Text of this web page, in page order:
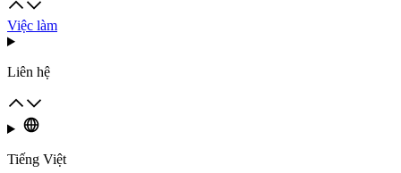
Việc làm
Liên hệ
Tiếng Việt